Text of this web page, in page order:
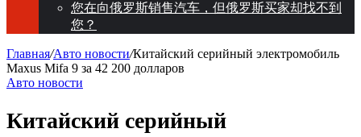
您在向俄罗斯销售汽车，但俄罗斯买家却找不到
您？
Главная/Авто новости/Китайский серийный электромобиль
Maxus Mifa 9 за 42 200 долларов
Авто новости
Китайский серийный